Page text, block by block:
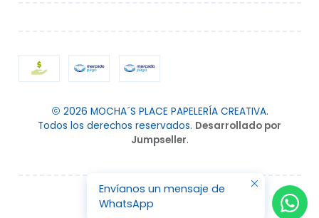
2026 MOCHA´S PLACE PAPELERÍA CREATIVA.
Todos los derechos reservados. Desarrollado por
Jumpseller.
VOLVER ARRIBA
Envíanos un mensaje de
WhatsApp